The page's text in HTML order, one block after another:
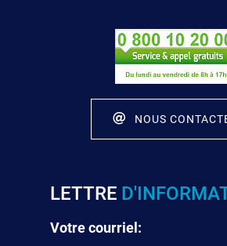
NOUS
LETTRE
Votre courriel: